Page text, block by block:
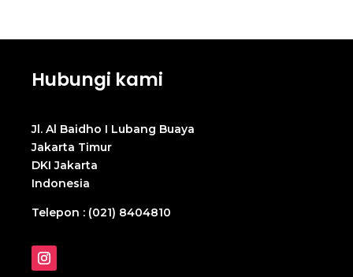
Hubungi kami
Jl. Al Baidho I Lubang Buaya
Jakarta Timur
DKI Jakarta
Indonesia
Telepon : (021) 8404810